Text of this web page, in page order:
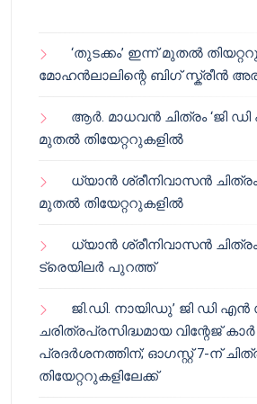
‘തുടക്കം’ ഇന്ന് മുതൽ
മോഹൻലാലിന്റെ ബിഗ് സ്ക്രീൻ
ആർ. മാധവൻ ചിത്രം ‘ജി
മുതൽ തിയേറ്ററുകളിൽ
ധ്യാൻ ശ്രീനിവാസൻ ചിത്രം
മുതൽ തിയേറ്ററുകളിൽ
ധ്യാൻ ശ്രീനിവാസൻ
ട്രെയിലർ പുറത്ത്
ജി.ഡി. നായിഡു’ ജി ഡി എൻ
ചരിത്രപ്രസിദ്ധമായ വിന്റേജ്
പ്രദർശനത്തിന്; ഓഗസ്റ്റ് 7-ന്
തിയേറ്ററുകളിലേക്ക്